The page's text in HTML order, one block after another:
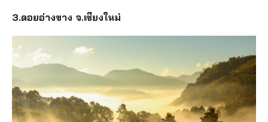
3.ดอยอ่างขาง จ.เชียงใหม่